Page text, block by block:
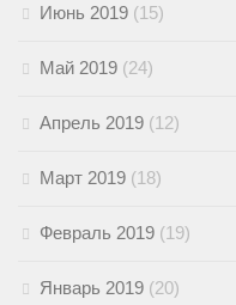
Июнь 2019 (15)
Май 2019 (24)
Апрель 2019 (12)
Март 2019 (18)
Февраль 2019 (19)
Январь 2019 (20)